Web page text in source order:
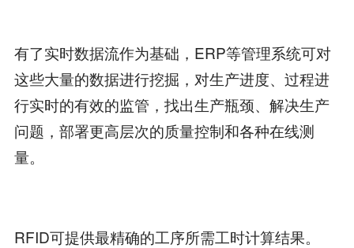
有了实时数据流作为基础，ERP等管理系统可对
这些大量的数据进行挖掘，对生产进度、过程进
行实时的有效的监管，找出生产瓶颈、解决生产
问题，部署更高层次的质量控制和各种在线测
量。
RFID可提供最精确的工序所需工时计算结果。